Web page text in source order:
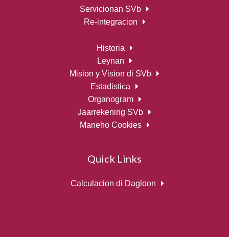
Servicionan SVb
Re-integracion
Historia
Leynan
Mision y Vision di SVb
Estadistica
Organogram
Jaarrekening SVb
Maneho Cookies
Quick Links
Calculacion di Dagloon